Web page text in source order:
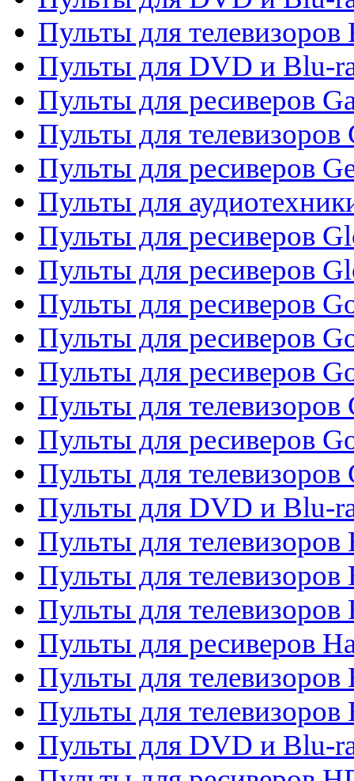
Пульты для телевизоров
Пульты для DVD и Blu-
Пульты для ресиверов
Пульты для телевизоров
Пульты для ресиверов
Пульты для
Пульты для ресиверов
Пульты для ресиверов
Пульты для ресиверов
Пульты для ресиверов
Пульты для ресиверов
Пульты для телевизоров
Пульты для ресиверов
Пульты для телевизоров
Пульты для DVD и Blu-
Пульты для телевизоров
Пульты для телевизоров
Пульты для
Пульты для ресиверов
Пульты для телевизоров
Пульты для телевизоров
Пульты для DVD и Blu-